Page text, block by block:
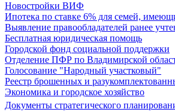
Новостройки ВИФ
Ипотека по ставке 6% для семей,
Выявление правообладателей ранее
Бесплатная юридическая помощь
Городской фонд социальной поддержки
Отделение ПФР по Владимирской
Голосование "Народный участковый"
Реестр брошенных и
Экономика и городское хозяйство
Документы стратегического